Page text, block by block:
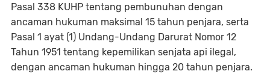
Pasal 338 KUHP tentang pembunuhan dengan
ancaman hukuman maksimal 15 tahun penjara, serta
Pasal 1 ayat (1) Undang-Undang Darurat Nomor 12
Tahun 1951 tentang kepemilikan senjata api ilegal,
dengan ancaman hukuman hingga 20 tahun penjara.